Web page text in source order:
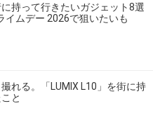
持って行きたいガジェット8選
イムデー 2026で狙いたいも
れる。「LUMIX L10」を街に持
と